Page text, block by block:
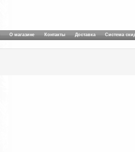
О магазине Контакты Доставка Система